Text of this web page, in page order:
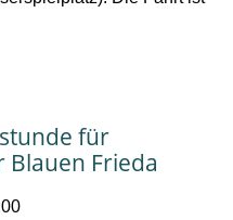
für
Blauen Frieda